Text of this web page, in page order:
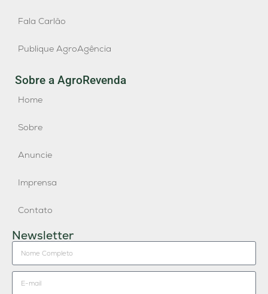
Fala Carlão
Publique AgroAgência
Sobre a AgroRevenda
Home
Sobre
Anuncie
Imprensa
Contato
Newsletter